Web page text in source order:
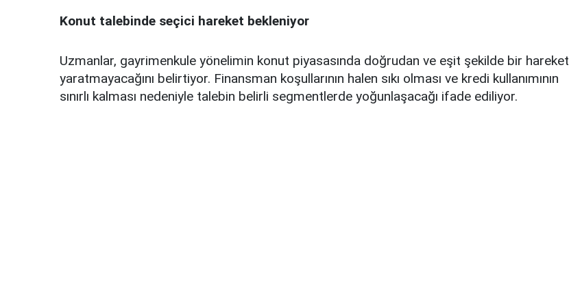
Konut talebinde seçici hareket bekleniyor
Uzmanlar, gayrimenkule yönelimin konut piyasasında doğrudan ve eşit şekilde bir hareket
yaratmayacağını belirtiyor. Finansman koşullarının halen sıkı olması ve kredi kullanımının
sınırlı kalması nedeniyle talebin belirli segmentlerde yoğunlaşacağı ifade ediliyor.